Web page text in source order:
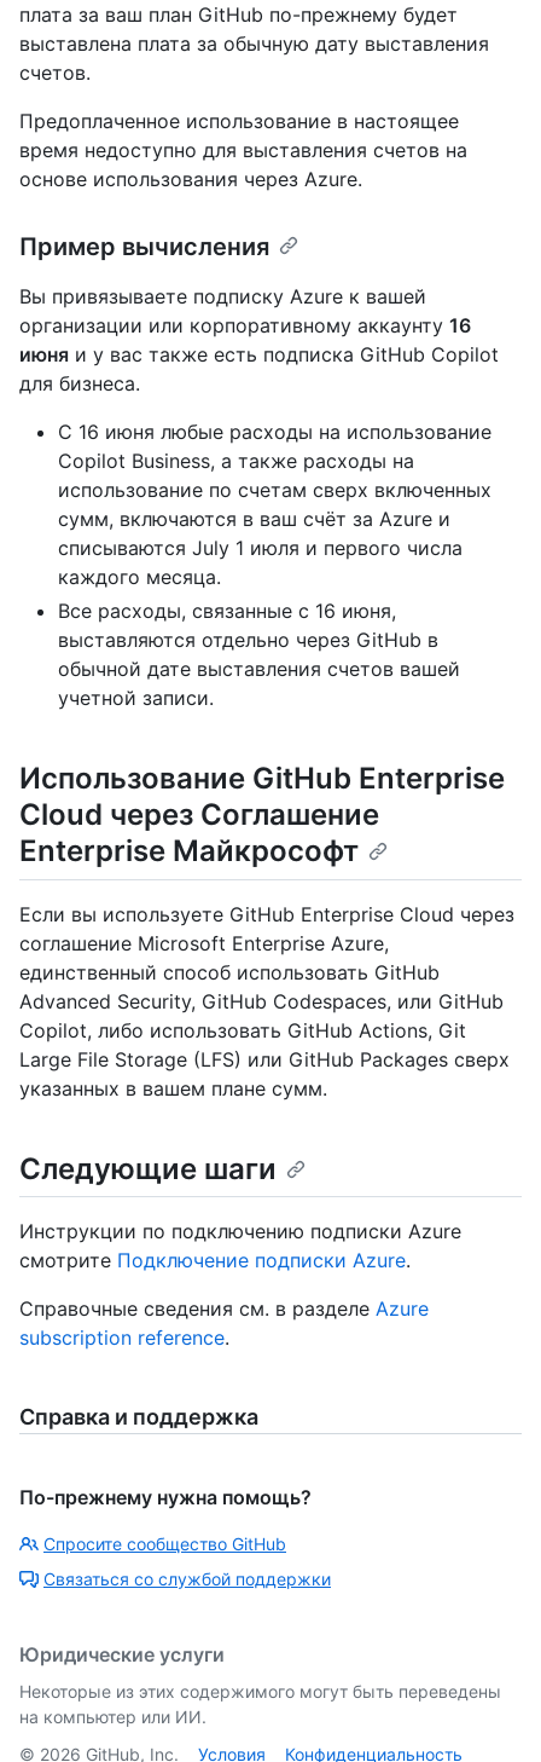
плата за ваш план GitHub по-прежнему будет
выставлена плата за обычную дату выставления
счетов.
Предоплаченное использование в настоящее
время недоступно для выставления счетов на
основе использования через Azure.
Пример вычисления
Вы привязываете подписку Azure к вашей
организации или корпоративному аккаунту 16
июня и у вас также есть подписка GitHub Copilot
для бизнеса.
С 16 июня любые расходы на использование
Copilot Business, а также расходы на
использование по счетам сверх включенных
сумм, включаются в ваш счёт за Azure и
списываются July 1 июля и первого числа
каждого месяца.
Все расходы, связанные с 16 июня,
выставляются отдельно через GitHub в
обычной дате выставления счетов вашей
учетной записи.
Использование GitHub Enterprise
Cloud через Соглашение
Enterprise Майкрософт
Если вы используете GitHub Enterprise Cloud через
соглашение Microsoft Enterprise Azure,
единственный способ использовать GitHub
Advanced Security, GitHub Codespaces, или GitHub
Copilot, либо использовать GitHub Actions, Git
Large File Storage (LFS) или GitHub Packages сверх
указанных в вашем плане сумм.
Следующие шаги
Инструкции по подключению подписки Azure
смотрите Подключение подписки Azure.
Справочные сведения см. в разделе Azure
subscription reference.
Справка и поддержка
По-прежнему нужна помощь?
Спросите сообщество GitHub
Связаться со службой поддержки
Юридические услуги
Некоторые из этих содержимого могут быть переведены
на компьютер или ИИ.
© 2026 GitHub, Inc. Условия Конфиденциальность